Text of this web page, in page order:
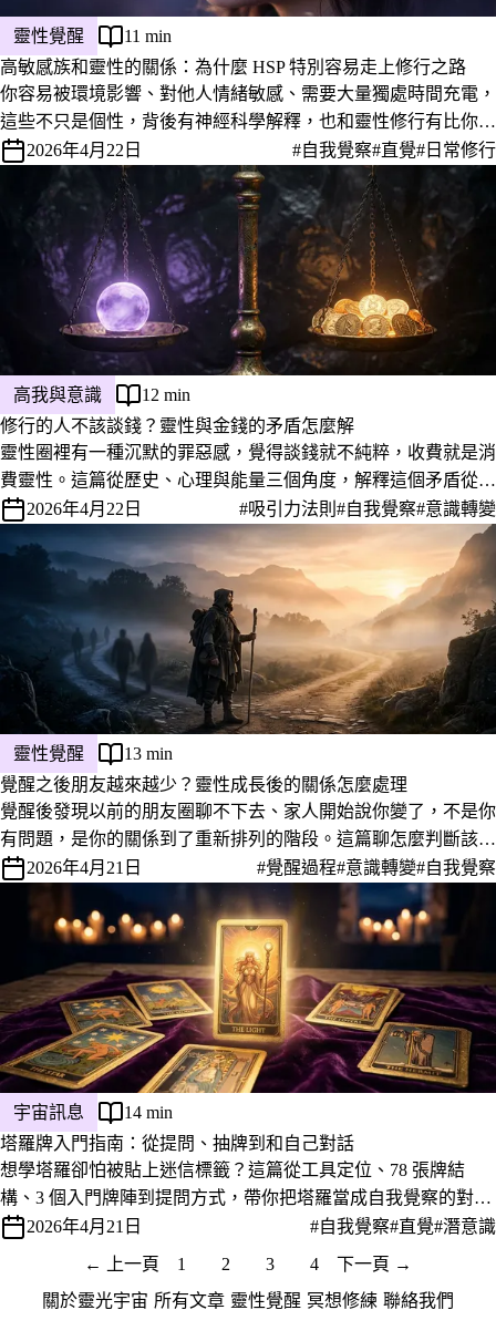
靈性覺醒
11 min
高敏感族和靈性的關係：為什麼 HSP 特別容易走上修行之路
你容易被環境影響、對他人情緒敏感、需要大量獨處時間充電，
這些不只是個性，背後有神經科學解釋，也和靈性修行有比你想
像中更直接的連結。
2026年4月22日 #自我覺察#直覺#日常修行
高我與意識
12 min
修行的人不該談錢？靈性與金錢的矛盾怎麼解
靈性圈裡有一種沉默的罪惡感，覺得談錢就不純粹，收費就是消
費靈性。這篇從歷史、心理與能量三個角度，解釋這個矛盾從哪
裡來，以及它為什麼不成立。
2026年4月22日 #吸引力法則 #自我覺察#意識轉變
靈性覺醒
13 min
覺醒之後朋友越來越少？靈性成長後的關係怎麼處理
覺醒後發現以前的朋友圈聊不下去、家人開始說你變了，不是你
有問題，是你的關係到了重新排列的階段。這篇聊怎麼判斷該留
該走、怎麼面對家人，以及別急著把人都換成靈性圈。
2026年4月21日 #覺醒過程#意識轉變#自我覺察
宇宙訊息
14 min
塔羅牌入門指南：從提問、抽牌到和自己對話
想學塔羅卻怕被貼上迷信標籤？這篇從工具定位、78 張牌結
構、3 個入門牌陣到提問方式，帶你把塔羅當成自我覺察的對話
工具，不神化也不輕看。
2026年4月21日 #自我覺察#直覺#潛意識
← 上一頁
1 2 3 4
下一頁 →
關於靈光宇宙 所有文章 靈性覺醒 冥想修練 聯絡我們